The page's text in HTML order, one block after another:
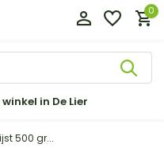
0
winkel in De Lier
500 gr...